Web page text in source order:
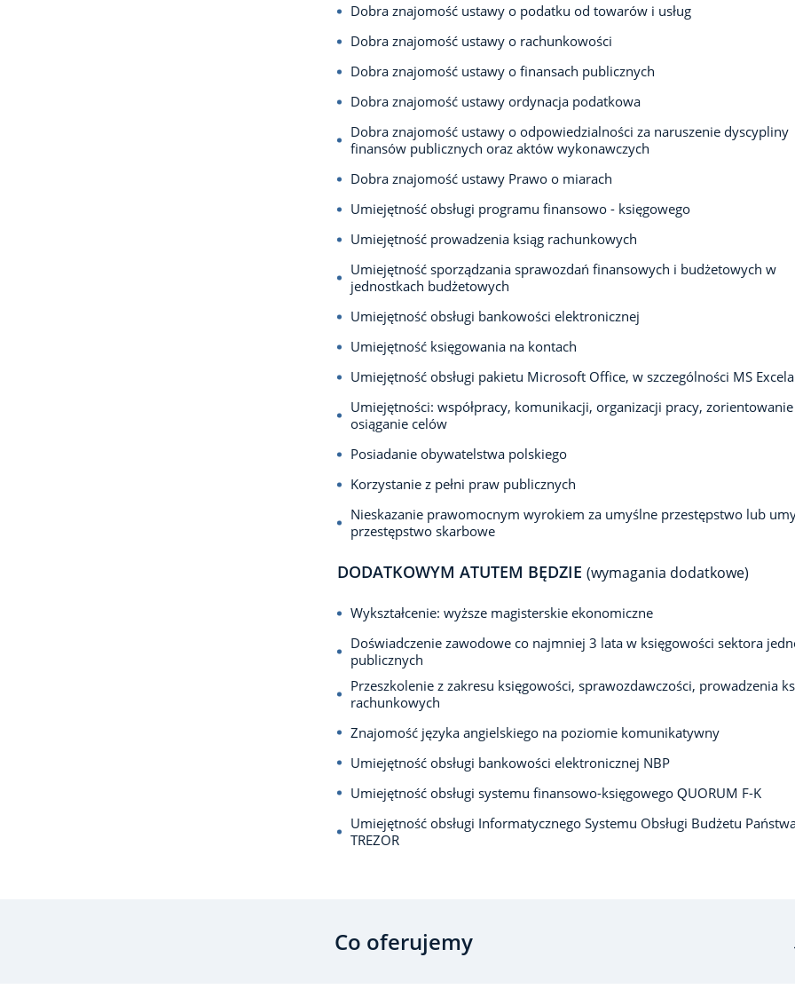
Dobra znajomość ustawy o podatku od towarów i usług
Dobra znajomość ustawy o rachunkowości
Dobra znajomość ustawy o finansach publicznych
Dobra znajomość ustawy ordynacja podatkowa
Dobra znajomość ustawy o odpowiedzialności za naruszenie dyscypliny
finansów publicznych oraz aktów wykonawczych
Dobra znajomość ustawy Prawo o miarach
Umiejętność obsługi programu finansowo - księgowego
Umiejętność prowadzenia ksiąg rachunkowych
Umiejętność sporządzania sprawozdań finansowych i budżetowych w
jednostkach budżetowych
Umiejętność obsługi bankowości elektronicznej
Umiejętność księgowania na kontach
Umiejętność obsługi pakietu Microsoft Office, w szczególności MS Excela
Umiejętności: współpracy, komunikacji, organizacji pracy,
osiąganie celów
Posiadanie obywatelstwa polskiego
Korzystanie z pełni praw publicznych
Nieskazanie prawomocnym wyrokiem za umyślne przestępstwo lub
przestępstwo skarbowe
DODATKOWYM ATUTEM BĘDZIE (wymagania dodatkowe)
Wykształcenie: wyższe magisterskie ekonomiczne
Doświadczenie zawodowe co najmniej 3 lata w księgowości sektora
publicznych
Przeszkolenie z zakresu księgowości, sprawozdawczości, prowadzenia
rachunkowych
Znajomość języka angielskiego na poziomie komunikatywny
Umiejętność obsługi bankowości elektronicznej NBP
Umiejętność obsługi systemu finansowo-księgowego QUORUM F-K
Umiejętność obsługi Informatycznego Systemu Obsługi Budżetu
TREZOR
Co oferujemy